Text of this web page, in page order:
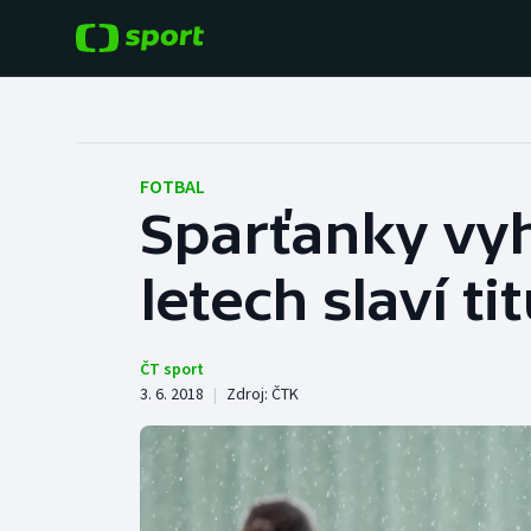
Hokej
Tenis
Cyklistika
Baseball a softbal
Basketbal
Boby a skeleton
FOTBAL
Sparťanky
letech slaví
ČT sport
3. 6. 2018 | Zdroj: ČTK